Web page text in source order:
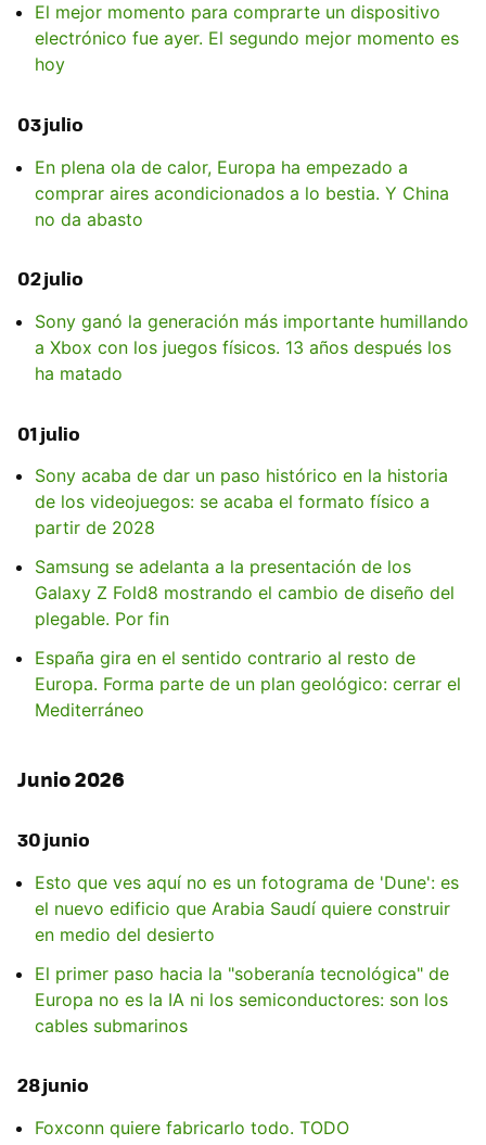
El mejor momento para comprarte un dispositivo
electrónico fue ayer. El segundo mejor momento es
hoy
03 julio
En plena ola de calor, Europa ha empezado a
comprar aires acondicionados a lo bestia. Y China
no da abasto
02 julio
Sony ganó la generación más importante humillando
a Xbox con los juegos físicos. 13 años después los
ha matado
01 julio
Sony acaba de dar un paso histórico en la historia
de los videojuegos: se acaba el formato físico a
partir de 2028
Samsung se adelanta a la presentación de los
Galaxy Z Fold8 mostrando el cambio de diseño del
plegable. Por fin
España gira en el sentido contrario al resto de
Europa. Forma parte de un plan geológico: cerrar el
Mediterráneo
Junio 2026
30 junio
Esto que ves aquí no es un fotograma de 'Dune': es
el nuevo edificio que Arabia Saudí quiere construir
en medio del desierto
El primer paso hacia la "soberanía tecnológica" de
Europa no es la IA ni los semiconductores: son los
cables submarinos
28 junio
Foxconn quiere fabricarlo todo. TODO